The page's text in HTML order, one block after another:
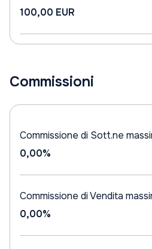
100,00 EUR
Commissioni
Commissione di Sott.ne
0,00%
Commissione di Vendita
0,00%